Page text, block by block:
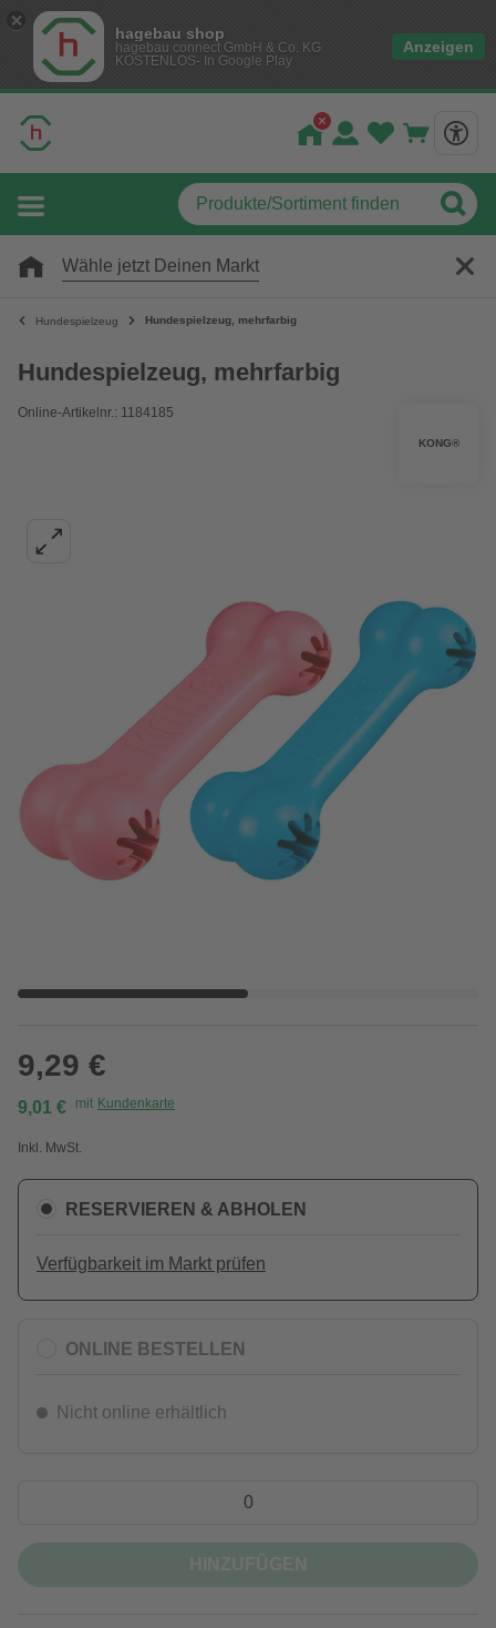
hagebau shop
hagebau connect GmbH & Co. KG
KOSTENLOS- In Google Play
Anzeigen
Wähle jetzt Deinen Markt
Hundespielzeug Hundespielzeug, mehrfarbig
Hundespielzeug, mehrfarbig
Online-Artikelnr.: 1184185
KONG®
9,29 €
9,01 € mit Kundenkarte
Inkl. MwSt.
RESERVIEREN & ABHOLEN
Verfügbarkeit im Markt prüfen
ONLINE BESTELLEN
Nicht online erhältlich